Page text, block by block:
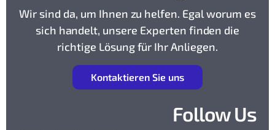
Wir sind da, um Ihnen zu helfen. Egal worum es
sich handelt, unsere Experten finden die
richtige Lösung für Ihr Anliegen.
Kontaktieren Sie uns
Follow Us